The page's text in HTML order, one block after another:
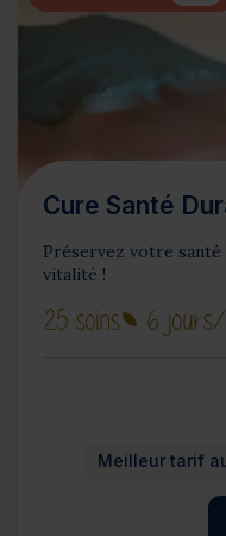
Cure Santé
Préservez votre
vitalité !
25 soins 6 jours/
Meilleur tarif